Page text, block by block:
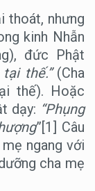
thoát, nhưng
kinh Nhẫn
đức Phật
thế.”(Cha
thế). Hoặc
dạy: “Phụng
”[1] Câu
ngang với
cha mẹ